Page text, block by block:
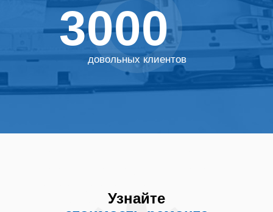
3000
довольных клиентов
телевизора не включается Ремонт телевизор
Узнайте стоимость
ремонта
Узнайте